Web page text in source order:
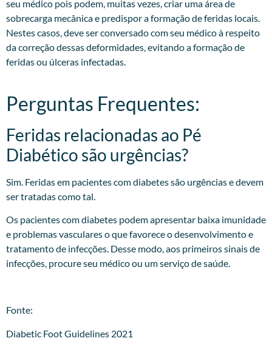
seu médico pois podem, muitas vezes, criar uma área de
sobrecarga mecânica e predispor a formação de feridas locais.
Nestes casos, deve ser conversado com seu médico à respeito
da correção dessas deformidades, evitando a formação de
feridas ou úlceras infectadas.
Perguntas Frequentes:
Feridas relacionadas ao Pé
Diabético são urgências?
Sim. Feridas em pacientes com diabetes são urgências e devem
ser tratadas como tal.
Os pacientes com diabetes podem apresentar baixa imunidade
e problemas vasculares o que favorece o desenvolvimento e
tratamento de infecções. Desse modo, aos primeiros sinais de
infecções, procure seu médico ou um serviço de saúde.
Fonte:
Diabetic Foot Guidelines 2021